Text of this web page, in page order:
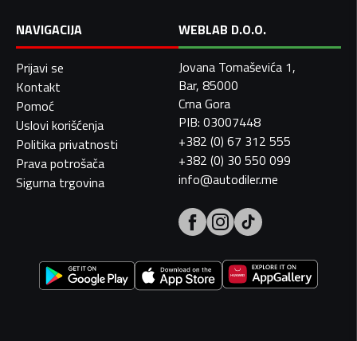
NAVIGACIJA
Prijavi se
Kontakt
Pomoć
Uslovi korišćenja
Politika privatnosti
Prava potrošača
Sigurna trgovina
WEBLAB D.O.O.
Jovana Tomaševića 1,
Bar, 85000
Crna Gora
PIB: 03007448
+382 (0) 67 312 555
+382 (0) 30 550 099
info@autodiler.me